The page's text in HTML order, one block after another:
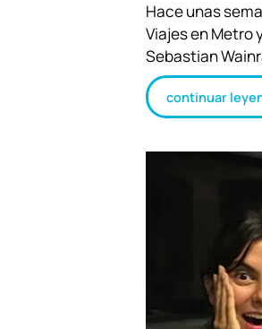
Hace unas
Viajes en Metro
Sebastian
continuar